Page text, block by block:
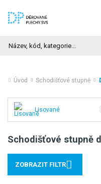
Úvod Schodišťové stupně
Lisované
Schodišťové stupně
ZOBRAZIT FILTR